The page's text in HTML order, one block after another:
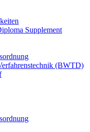
Supplement
(BWTD)